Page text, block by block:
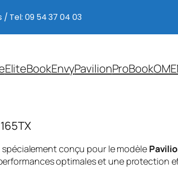
EliteBookEnvyPavilionProBook
spécialement conçu pour le modèle
optimales et une protection
/ Tel: 09 54 37 04 03